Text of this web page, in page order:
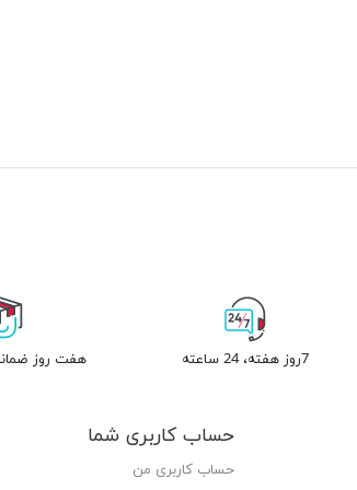
7روز هفته، 24 ساعته هفت روز
حساب کاربری شما
حساب کاربری من